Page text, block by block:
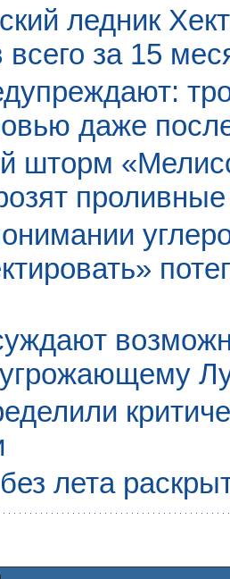
ледник
всего за 15
даже
шторм
угрожающему
лета